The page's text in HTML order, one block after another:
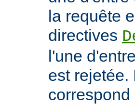
la requête
directives
l'une
est rejetée.